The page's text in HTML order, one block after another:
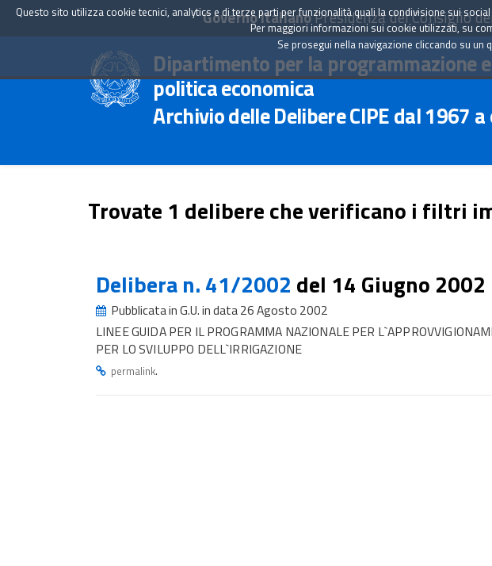
Governo ItalianoPresidenza del Consiglio
Dipartimento per la programmazione
politica economica
Archivio delle Delibere CIPE dal 1967 a
Trovate 1 delibere che verificano i filtri
Delibera n. 41/2002 del 14 Giugno 2002
Pubblicata in G.U. in data 26 Agosto 2002
LINEE GUIDA PER IL PROGRAMMA NAZIONALE PER
PER LO SVILUPPO DELL`IRRIGAZIONE
permalink.
Questo sito utilizza cookie tecnici, analytics e di terze parti per funzionalità quali la condivisione sui
Per maggiori informazioni sui cookie utilizzati, su
Se prosegui nella navigazione cliccando su